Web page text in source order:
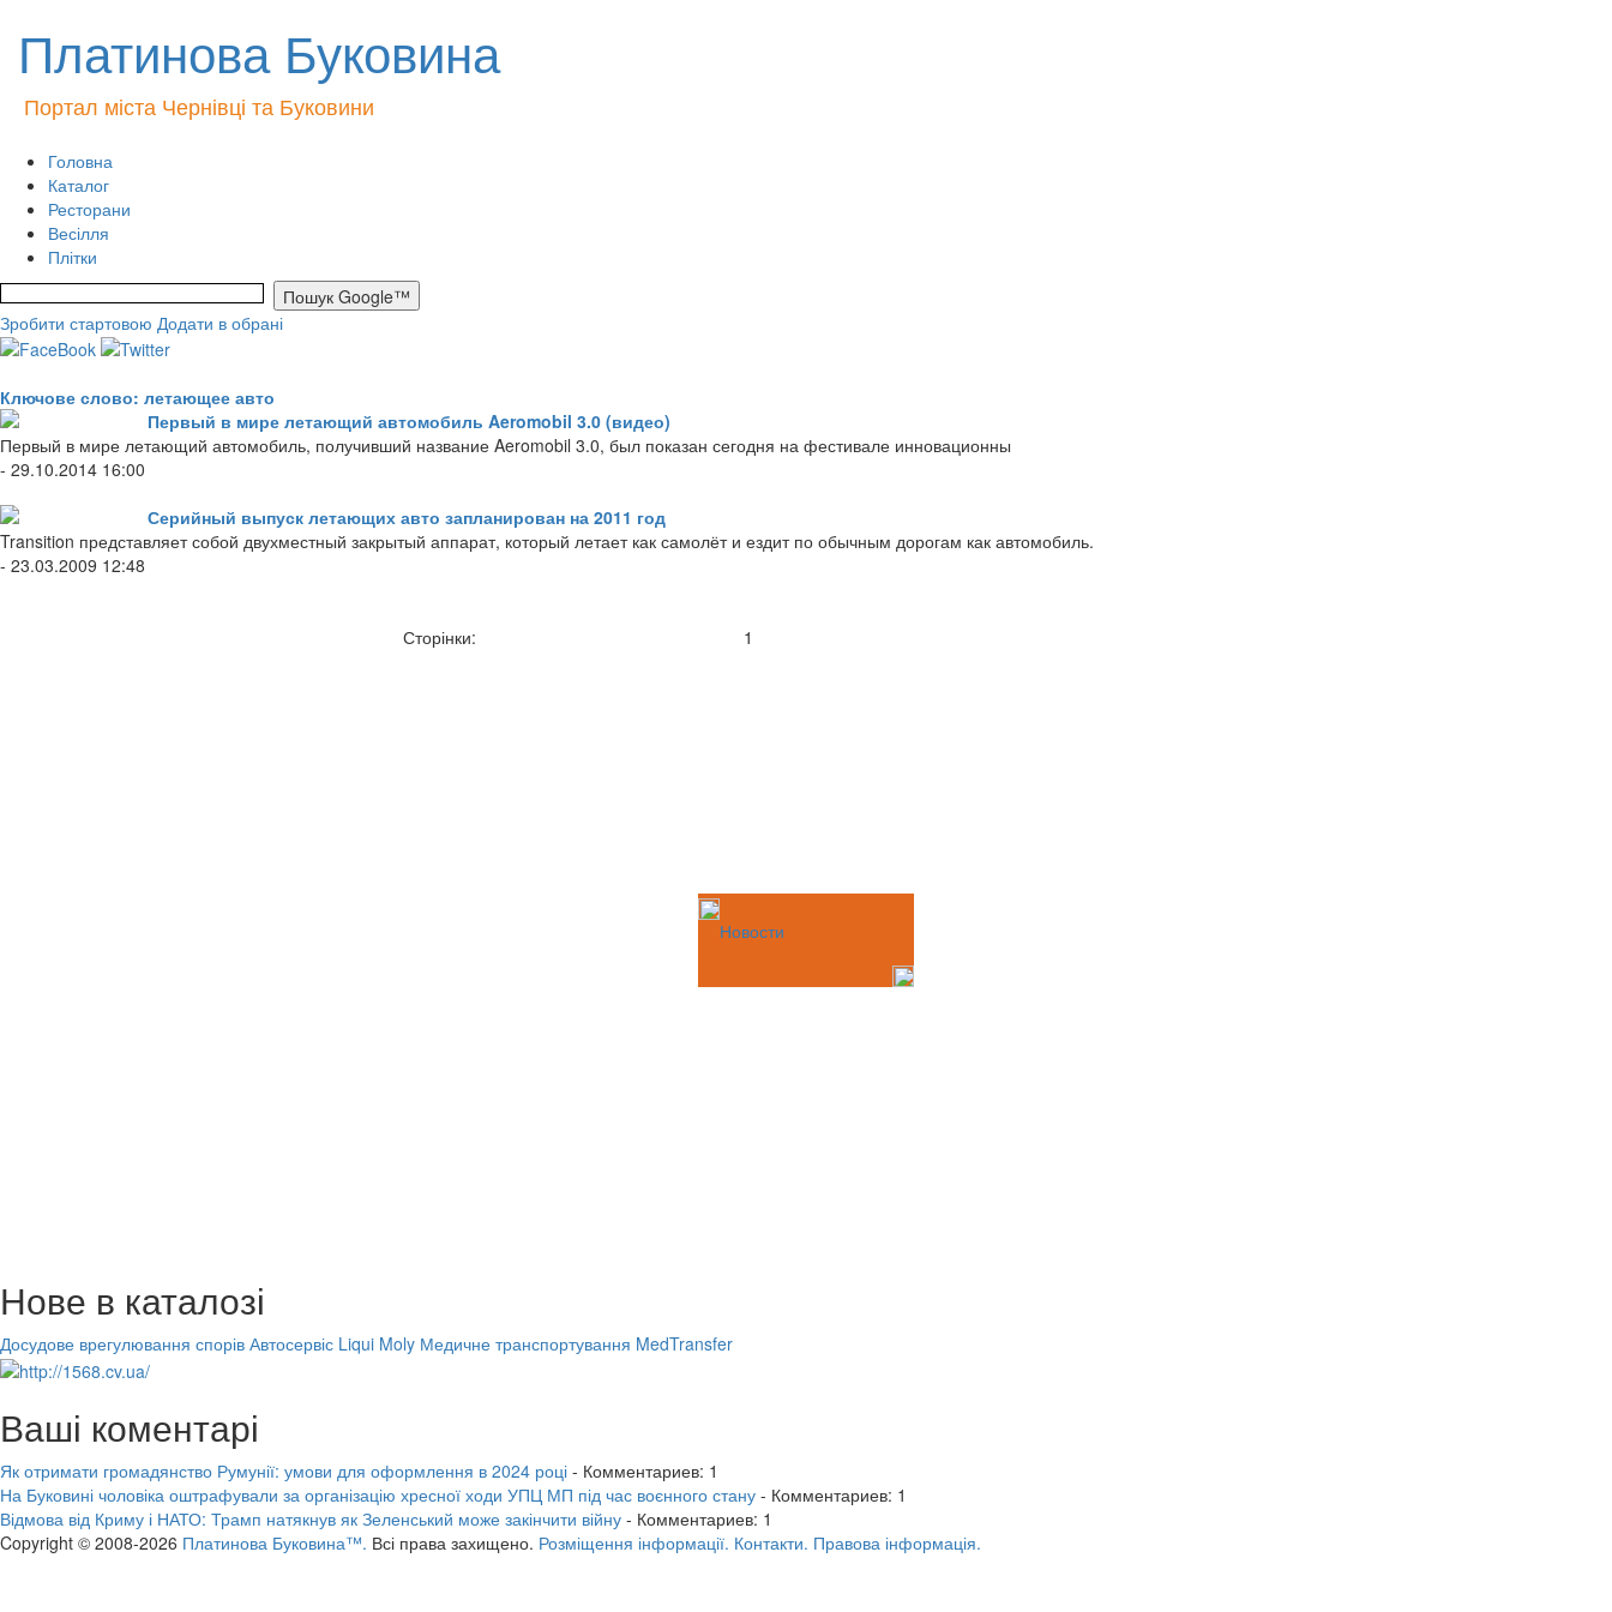
Платинова Буковина
Портал міста Чернівці та Буковини
Головна
Каталог
Ресторани
Весілля
Плітки
Зробити стартовою Додати в обрані
Ключове слово: летающее авто
Первый в мире летающий автомобиль Aeromobil 3.0 (видео)
Первый в мире летающий автомобиль, получивший название Aeromobil 3.0, был показан сегодня на фестивале инновационны
- 29.10.2014 16:00
Серийный выпуск летающих авто запланирован на 2011 год
Transition представляет собой двухместный закрытый аппарат, который летает как самолёт и ездит по обычным дорогам как автомобиль.
- 23.03.2009 12:48
Сторінки: 1
Новости
Нове в каталозі
Досудове врегулювання спорів Автосервіс Liqui Moly Медичне транспортування MedTransfer
Ваші коментарі
Як отримати громадянство Румунії: умови для оформлення в 2024 році - Комментариев: 1
На Буковині чоловіка оштрафували за організацію хресної ходи УПЦ МП під час воєнного стану - Комментариев: 1
Відмова від Криму і НАТО: Трамп натякнув як Зеленський може закінчити війну - Комментариев: 1
Copyright © 2008-2026 Платинова Буковина™. Всі права захищено. Розміщення інформації. Контакти. Правова інформація.